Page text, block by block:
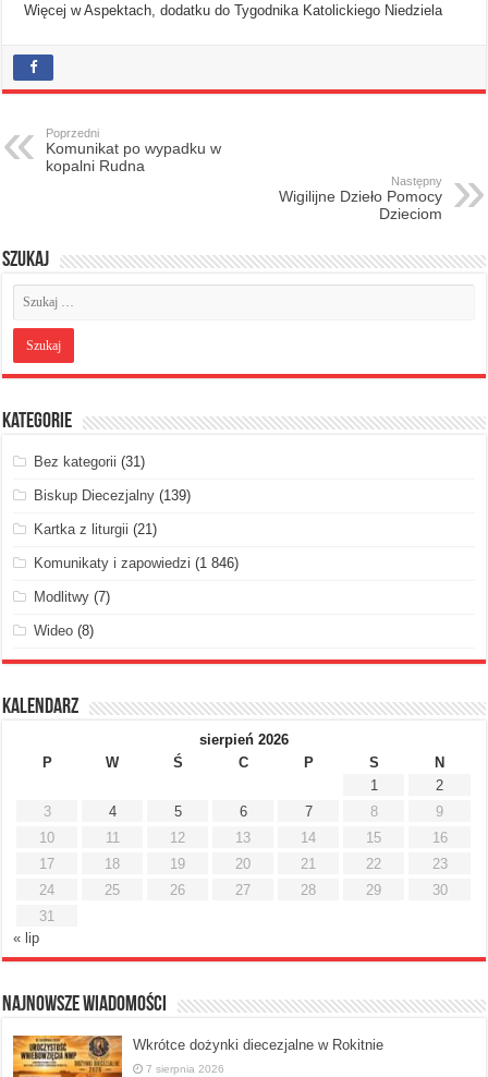
Więcej w Aspektach, dodatku do Tygodnika Katolickiego Niedziela
Poprzedni
Komunikat po wypadku w
kopalni Rudna
Następny
Wigilijne Dzieło Pomocy
Dzieciom
Szukaj
Kategorie
Bez kategorii (31)
Biskup Diecezjalny (139)
Kartka z liturgii (21)
Komunikaty i zapowiedzi (1 846)
Modlitwy (7)
Wideo (8)
Kalendarz
sierpień 2026
P
W Ś C P S
N
1
2
3
4 5 6 7 8
9
10
11 12 13 14 15
16
17
18 19 20 21 22
23
24
25 26 27 28 29
30
31
« lip
Najnowsze Wiadomości
Wkrótce dożynki diecezjalne w Rokitnie
7 sierpnia 2026